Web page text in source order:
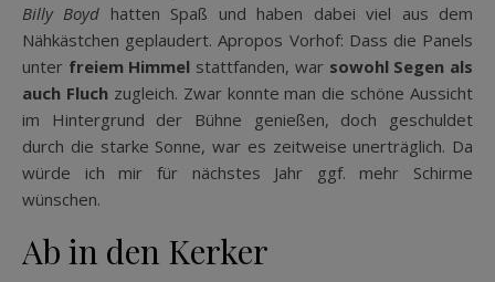
Billy Boyd hatten Spaß und haben dabei viel aus dem
Nähkästchen geplaudert. Apropos Vorhof: Dass die Panels
unter freiem Himmel stattfanden, war sowohl Segen als
auch Fluchzugleich. Zwar konnte man die schöne Aussicht
im Hintergrund der Bühne genießen, doch geschuldet
durch die starke Sonne, war es zeitweise unerträglich. Da
würde ich mir für nächstes Jahr ggf. mehr Schirme
wünschen.
Ab in den Kerker